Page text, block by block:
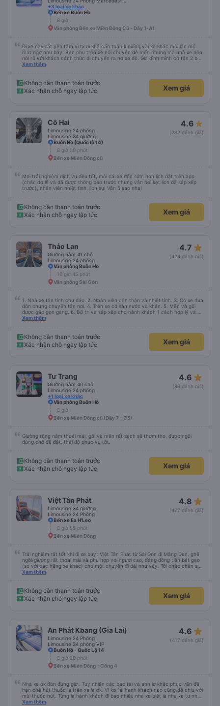
+3 loại xe khác
Bến xe Buôn Hồ
8 giờ
Văn phòng Bến xe Miền Đông Cũ - Dãy 1-A1
Đi xe này rất yên tâm vì tx đi khá cẩn thân k giống vài xe khác mỗi lần mở
mắt ngỡ như bay. Bạn phụ trên xe nói chuyện dễ mến nhưng mà nhà xe nên
nói rõ với khách cách thức di chuyển ra nơ xe đỗ. Gia đình mình có tận 2 bé
nhỏ tay xách nách mang mà mình bị xoay vòng vòng đi bộ đến khu đỗ xe thì
Xem thêm
Không cần thanh toán trước
Xác nhận chỗ ngay lập tức
Xem giá
Cô Hai
Limousine 24 phòng
Limousine 34 giường
4.6
(282 đánh giá)
Buôn Hồ (Quốc lộ 14)
8 giờ 30 phút
Bến xe Miền Đông cũ
Mọi trải nghiệm dịch vụ đều tốt, mỗi cái xe đón sớm hơn lịch đặt trên app
(chắc do lễ và đã được thông báo trước nhưng vẫn hơi kẹt lịch đã sắp xếp
trước), nhân viên nhiệt tình, lịch sự! Vẫn 5 sao nha!
Không cần thanh toán trước
Xác nhận chỗ ngay lập tức
Xem giá
Thảo Lan
Giường nằm 41 chỗ
Limousine 24 phòng
4.7 star_rate
(424 đánh giá)
Văn phòng Buôn Hồ
10 giờ 45 phút
Văn phòng Sài Gòn
1. Nhà xe tận tình chu đáo. 2. Nhân viên cận thận và nhiệt tình. 3. Có xe đưa
đón chung chuyến tận nơi. 4. Trên xe có sẵn nước và khăn. 5. Mền và gối
được gấp gọn gàng. 6. Bố trí và sắp xếp cho hành khách 1 cách hợp lý và có
tâm. 7. Giá cả phải chăng phù hợp với túi tiền của học sinh sinh viên và dân
Xem thêm
Không cần thanh toán trước
Xác nhận chỗ ngay lập tức
Xem giá
Tư Trang
Giường nằm 40 chỗ
Limousine 24 phòng
+1 loại xe khác
4.6 star_rate
(86 đánh giá)
Văn phòng Buôn Hồ
8 giờ
Bến xe Miền Đông cũ (Dãy 7 - C5)
Giường rộng nằm thoải mái, gối và mền rất sạch sẽ thơm tho, được ngồi
đúng chỗ đã đặt, thái độ phục vụ tốt.
Không cần thanh toán trước
Xác nhận chỗ ngay lập tức
Xem giá
Việt Tân Phát
Limousine 34 giường
Limousine 24 Phòng
4.8 star_rate
(477 đánh giá)
Bến xe Ea H'Leo
8 giờ 55 phút
Bến xe Miền Đông
Trải nghiệm rất tốt khi đi xe buýt Việt Tân Phát từ Sài Gòn đi Măng Đen, ghế
ngồi/giường rất thoải mái và phù hợp với người cao, đáng đồng tiền bát gạo
(so với các hãng xe khác) cho một chuyến đi dài như vậy. Tôi chắc chắn sẽ
sử dụng lại sau.
Xem thêm
Không cần thanh toán trước
Xác nhận chỗ ngay lập tức
Xem giá
An Phát Kbang (Gia Lai)
Limousine 24 Phòng
Limousine 34 phòng VIP
4.6 star_rate
(417 đánh giá)
Buôn Hồ - Quốc Lộ 14
8 giờ 20 phút
Bến xe Miền Đông - Cổng 4
Nhà xe ok đón đúng giờ . Tuy nhiên các bác tài và anh lơ khắc phục vấn đề
hạn chế hút thuốc lá trên xe là ok. Vì ko fai hành khách nào cũng dễ chịu với
mùi thuốc hút. Từng là hành khách đi bao nhiêu nhà xe biết là nhà xe tư nhân
, nhưng hãy theo cách vận hành của Phương Trang Busline, từ tổng đài cho
Xem thêm